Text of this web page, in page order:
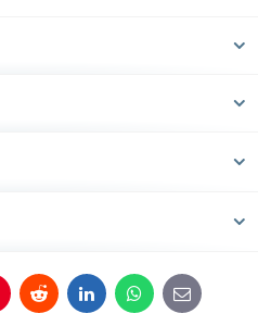
RedditLinkedInWhatsApp
E-
mail